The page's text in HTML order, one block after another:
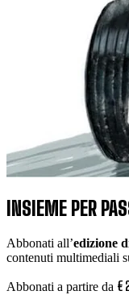
INSIEME PER
Abbonati all’edizione
contenuti multimediali
Abbonati a partire da €